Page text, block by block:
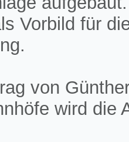
Vorbild für
von
wird die